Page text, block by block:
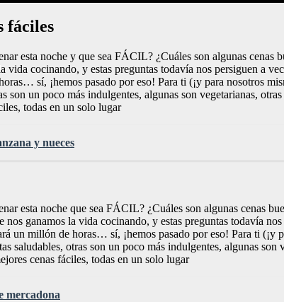
fáciles
esta noche y que sea FÁCIL? ¿Cuáles son algunas
vida cocinando, y estas preguntas todavía nos persiguen a
sí, ¡hemos pasado por eso! Para ti (¡y para nosotros
son un poco más indulgentes, algunas son vegetarianas,
todas en un solo lugar
y nueces
esta noche que sea FÁCIL? ¿Cuáles son algunas cenas
nos ganamos la vida cocinando, y estas preguntas todavía
un millón de horas… sí, ¡hemos pasado por eso! Para ti (¡y
saludables, otras son un poco más indulgentes, algunas
cenas fáciles, todas en un solo lugar
mercadona